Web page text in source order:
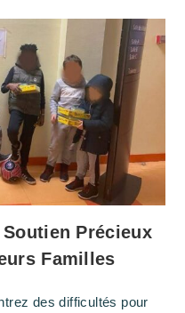
Précieux
Familles
des difficultés pour